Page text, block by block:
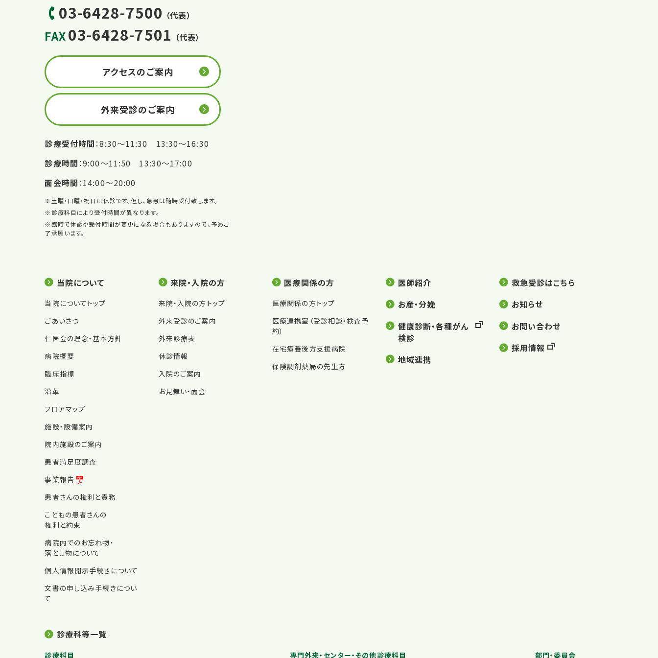
03-6428-7500 （代表）
FAX03-6428-7501 （代表）
アクセスのご案内
外来受診のご案内
診療受付時間 8:30〜11:30 13:30〜16:30
診療時間 9:00〜11:50 13:30〜17:00
面会時間 14:00〜20:00
※土曜・日曜・祝日は休診です。但し、急患は随時受付致します。
※診療科目により受付時間が異なります。
※臨時で休診や受付時間が変更になる場合もありますので、予めご
了承願います。
サイトメニュー
当院について
当院についてトップ
ごあいさつ
仁医会の理念・基本方針
病院概要
臨床指標
沿革
フロアマップ
施設・設備案内
院内施設のご案内
患者満足度調査
事業報告
患者さんの権利と責務
こどもの患者さんの
権利と約束
病院内でのお忘れ物・
落とし物について
個人情報開示手続きについて
文書の申し込み手続きについ
て
来院・入院の方
来院・入院の方トップ
外来受診のご案内
外来診療表
休診情報
入院のご案内
お見舞い・面会
医療関係の方
医療関係の方トップ
医療連携室（受診相談・検査予
約）
在宅療養後方支援病院
保険調剤薬局の先生方
医師紹介
お産・分娩
健康診断・各種がん
検診
地域連携
救急受診はこちら
お知らせ
お問い合わせ
採用情報
診療科等一覧
診療科目 専門外来・センター・その他診療科目 部門・委員会